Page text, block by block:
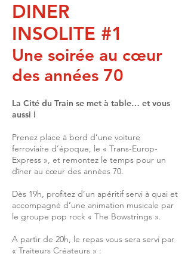
DINER
INSOLITE #1
Une soirée au cœur
des années 70
La Cité du Train se met à table… et vous
aussi !
Prenez place à bord d’une voiture
ferroviaire d’époque, le « Trans-Europ-
Express », et remontez le temps pour un
dîner au cœur des années 70.
Dès 19h, profitez d’un apéritif servi à quai et
accompagné d’une animation musicale par
le groupe pop rock « The Bowstrings ».
A partir de 20h, le repas vous sera servi par
« Traiteurs Créateurs » :